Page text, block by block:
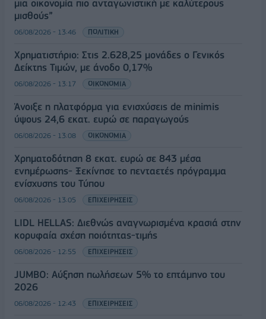
μια οικονομία πιο ανταγωνιστική με καλύτερους
μισθούς”
06/08/2026 - 13:46 ΠΟΛΙΤΙΚΗ
Χρηματιστήριο: Στις 2.628,25 μονάδες ο Γενικός
Δείκτης Τιμών, με άνοδο 0,17%
06/08/2026 - 13:17 ΟΙΚΟΝΟΜΙΑ
Άνοιξε η πλατφόρμα για ενισχύσεις de minimis
ύψους 24,6 εκατ. ευρώ σε παραγωγούς
06/08/2026 - 13:08 ΟΙΚΟΝΟΜΙΑ
Χρηματοδότηση 8 εκατ. ευρώ σε 843 μέσα
ενημέρωσης- Ξεκίνησε το πενταετές πρόγραμμα
ενίσχυσης του Τύπου
06/08/2026 - 13:05 ΕΠΙΧΕΙΡΗΣΕΙΣ
LIDL HELLAS: Διεθνώς αναγνωρισμένα κρασιά στην
κορυφαία σχέση ποιότητας-τιμής
06/08/2026 - 12:55 ΕΠΙΧΕΙΡΗΣΕΙΣ
JUMBO: Αύξηση πωλήσεων 5% το επτάμηνο του
2026
06/08/2026 - 12:43 ΕΠΙΧΕΙΡΗΣΕΙΣ